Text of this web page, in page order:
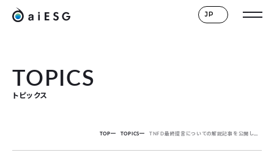
JP
TOPICS
トピックス
TOP TOPICS TNFD最終提言についての解説記事を公開しました。